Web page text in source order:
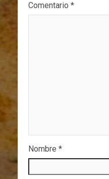
Comentario *
Nombre *